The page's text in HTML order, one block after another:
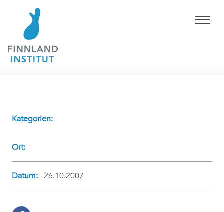
Kategorien:
Ort:
Datum: 26.10.2007